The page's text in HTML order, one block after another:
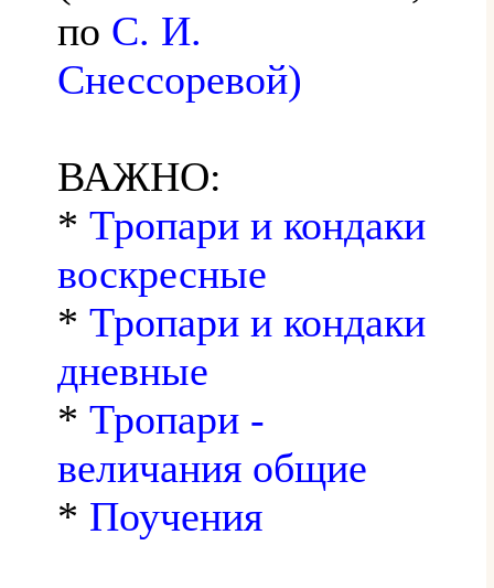
по С. И.
Снессоревой)
ВАЖНО:
* Тропари и кондаки
воскресные
* Тропари и кондаки
дневные
* Тропари -
величания общие
* Поучения